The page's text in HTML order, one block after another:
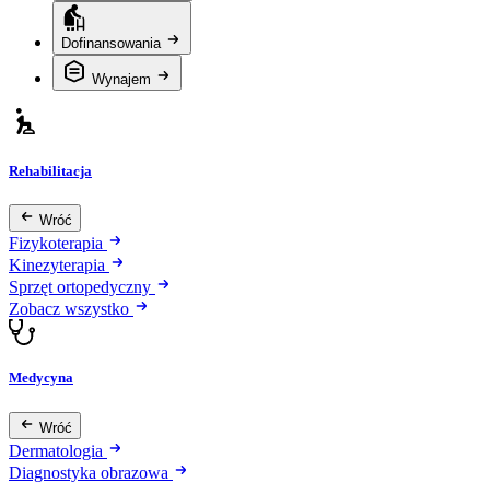
Dofinansowania
Wynajem
Rehabilitacja
Wróć
Fizykoterapia
Kinezyterapia
Sprzęt ortopedyczny
Zobacz wszystko
Medycyna
Wróć
Dermatologia
Diagnostyka obrazowa